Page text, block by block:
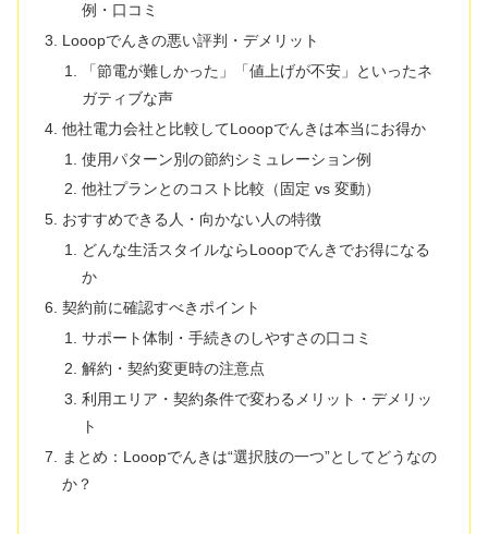
例・口コミ
Looopでんきの悪い評判・デメリット
「節電が難しかった」「値上げが不安」といったネ
ガティブな声
他社電力会社と比較してLooopでんきは本当にお得か
使用パターン別の節約シミュレーション例
他社プランとのコスト比較（固定 vs 変動）
おすすめできる人・向かない人の特徴
どんな生活スタイルならLooopでんきでお得になる
か
契約前に確認すべきポイント
サポート体制・手続きのしやすさの口コミ
解約・契約変更時の注意点
利用エリア・契約条件で変わるメリット・デメリッ
ト
まとめ：Looopでんきは“選択肢の一つ”としてどうなの
か？